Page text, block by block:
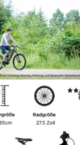
Mountainbike X900
Motor
Akkuleistung
€ UVP 2.999,00 €